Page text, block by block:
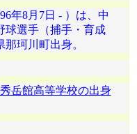
年8月7日 - ）は、中
球選手（捕手・育成
珂川町出身。
岳館高等学校の出身